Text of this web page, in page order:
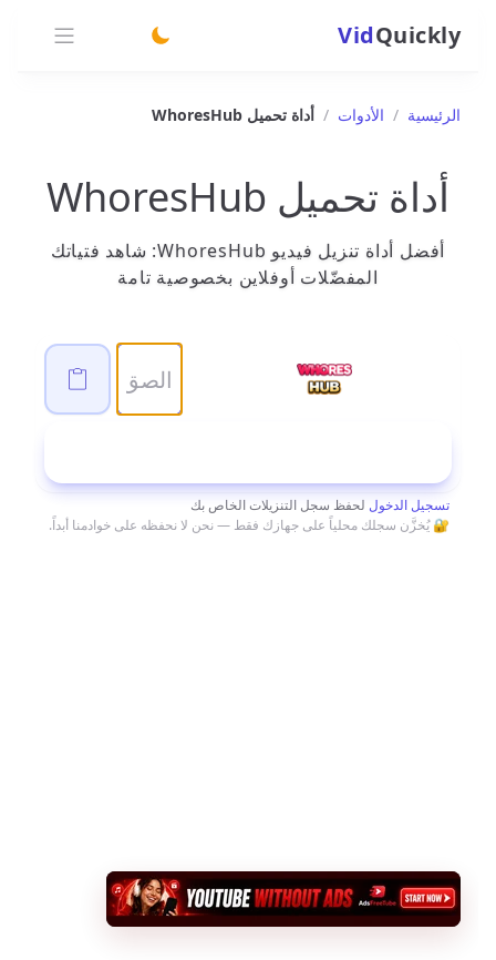
VidQuickly
الرئيسية / الأدوات / أداة تحميل WhoresHub
أداة تحميل WhoresHub
أفضل أداة تنزيل فيديو WhoresHub: شاهد فتياتك
المفضّلات أوفلاين بخصوصية تامة
تسجيل الدخول لحفظ سجل التنزيلات الخاص بك
🔐 يُخزَّن سجلك محلياً على جهازك فقط — نحن لا نحفظه على خوادمنا أبداً.